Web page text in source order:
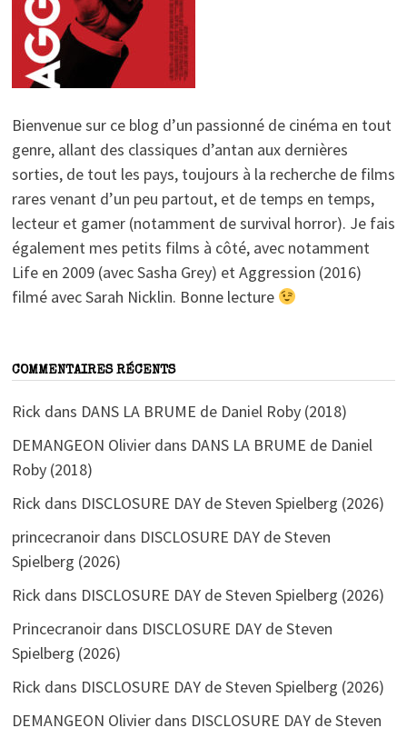
Bienvenue sur ce blog d’un passionné de cinéma en tout
genre, allant des classiques d’antan aux dernières
sorties, de tout les pays, toujours à la recherche de films
rares venant d’un peu partout, et de temps en temps,
lecteur et gamer (notamment de survival horror). Je fais
également mes petits films à côté, avec notamment
Life en 2009 (avec Sasha Grey) et Aggression (2016)
filmé avec Sarah Nicklin. Bonne lecture
COMMENTAIRES RÉCENTS
Rick dans DANS LA BRUME de Daniel Roby (2018)
DEMANGEON Olivierdans DANS LA BRUME de Daniel
Roby (2018)
Rick dans DISCLOSURE DAY de Steven Spielberg (2026)
princecranoirdans DISCLOSURE DAY de Steven
Spielberg (2026)
Rick dans DISCLOSURE DAY de Steven Spielberg (2026)
Princecranoirdans DISCLOSURE DAY de Steven
Spielberg (2026)
Rick dans DISCLOSURE DAY de Steven Spielberg (2026)
DEMANGEON Olivierdans DISCLOSURE DAY de Steven